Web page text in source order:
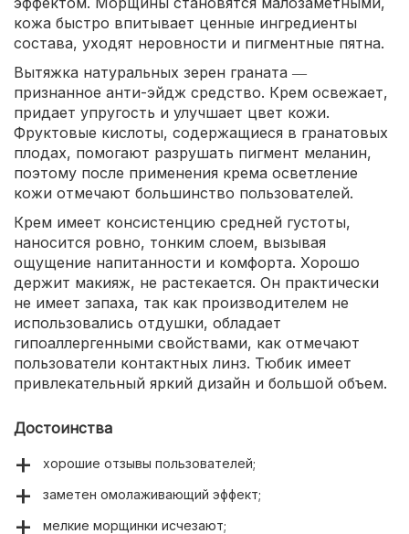
кожа быстро впитывает ценные ингредиенты
состава, уходят неровности и пигментные пятна.
Вытяжка натуральных зерен граната ―
признанное анти-эйдж средство. Крем освежает,
придает упругость и улучшает цвет кожи.
Фруктовые кислоты, содержащиеся в гранатовых
плодах, помогают разрушать пигмент меланин,
поэтому после применения крема осветление
кожи отмечают большинство пользователей.
Крем имеет консистенцию средней густоты,
наносится ровно, тонким слоем, вызывая
ощущение напитанности и комфорта. Хорошо
держит макияж, не растекается. Он практически
не имеет запаха, так как производителем не
использовались отдушки, обладает
гипоаллергенными свойствами, как отмечают
пользователи контактных линз. Тюбик имеет
привлекательный яркий дизайн и большой объем.
Достоинства
хорошие отзывы пользователей;
заметен омолаживающий эффект;
мелкие морщинки исчезают;